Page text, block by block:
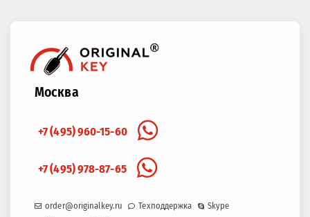
Москва
+7 (495) 960-15-60
+7 (495) 978-87-65
order@originalkey.ru Техподдержка
Skype